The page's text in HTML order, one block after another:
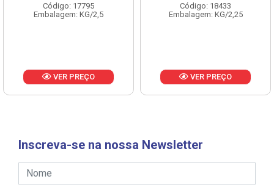
Código: 17795
Embalagem: KG/2,5
VER PREÇO
Código: 18433
Embalagem: KG/2,25
VER PREÇO
Inscreva-se na nossa Newsletter